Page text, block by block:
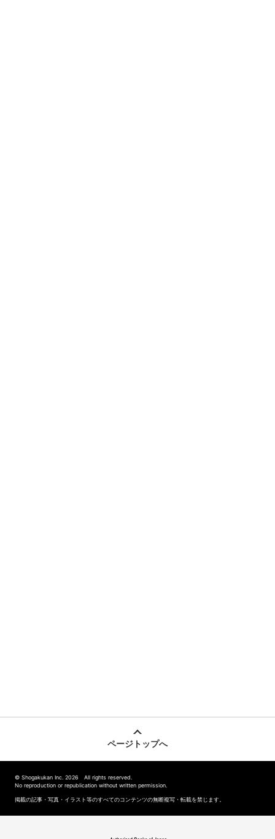
ページトップへ
© Shogakukan Inc. 2026 All rights reserved.
No reproduction or republication without written permission.
掲載の記事・写真・イラスト等のすべてのコンテンツの無断複写・転載を禁じます。